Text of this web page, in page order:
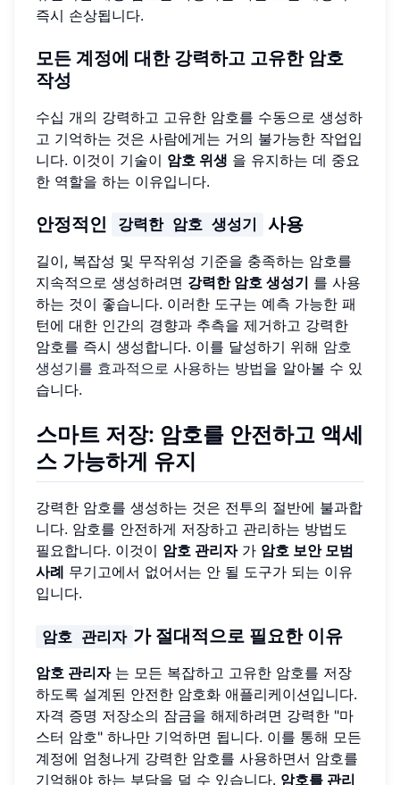
즉시 손상됩니다.
모든 계정에 대한 강력하고 고유한 암호
작성
수십 개의 강력하고 고유한 암호를 수동으로 생성하
고 기억하는 것은 사람에게는 거의 불가능한 작업입
니다. 이것이 기술이 암호 위생 을 유지하는 데 중요
한 역할을 하는 이유입니다.
안정적인 강력한 암호 생성기 사용
길이, 복잡성 및 무작위성 기준을 충족하는 암호를
지속적으로 생성하려면 강력한 암호 생성기 를 사용
하는 것이 좋습니다. 이러한 도구는 예측 가능한 패
턴에 대한 인간의 경향과 추측을 제거하고 강력한
암호를 즉시 생성합니다. 이를 달성하기 위해 암호
생성기를 효과적으로 사용하는 방법을 알아볼 수 있
습니다.
스마트 저장: 암호를 안전하고 액세
스 가능하게 유지
강력한 암호를 생성하는 것은 전투의 절반에 불과합
니다. 암호를 안전하게 저장하고 관리하는 방법도
필요합니다. 이것이 암호 관리자가 암호 보안 모범
사례 무기고에서 없어서는 안 될 도구가 되는 이유
입니다.
암호 관리자 가 절대적으로 필요한 이유
암호 관리자는 모든 복잡하고 고유한 암호를 저장
하도록 설계된 안전한 암호화 애플리케이션입니다.
자격 증명 저장소의 잠금을 해제하려면 강력한 "마
스터 암호" 하나만 기억하면 됩니다. 이를 통해 모든
계정에 엄청나게 강력한 암호를 사용하면서 암호를
기억해야 하는 부담을 덜 수 있습니다. 암호를 관리